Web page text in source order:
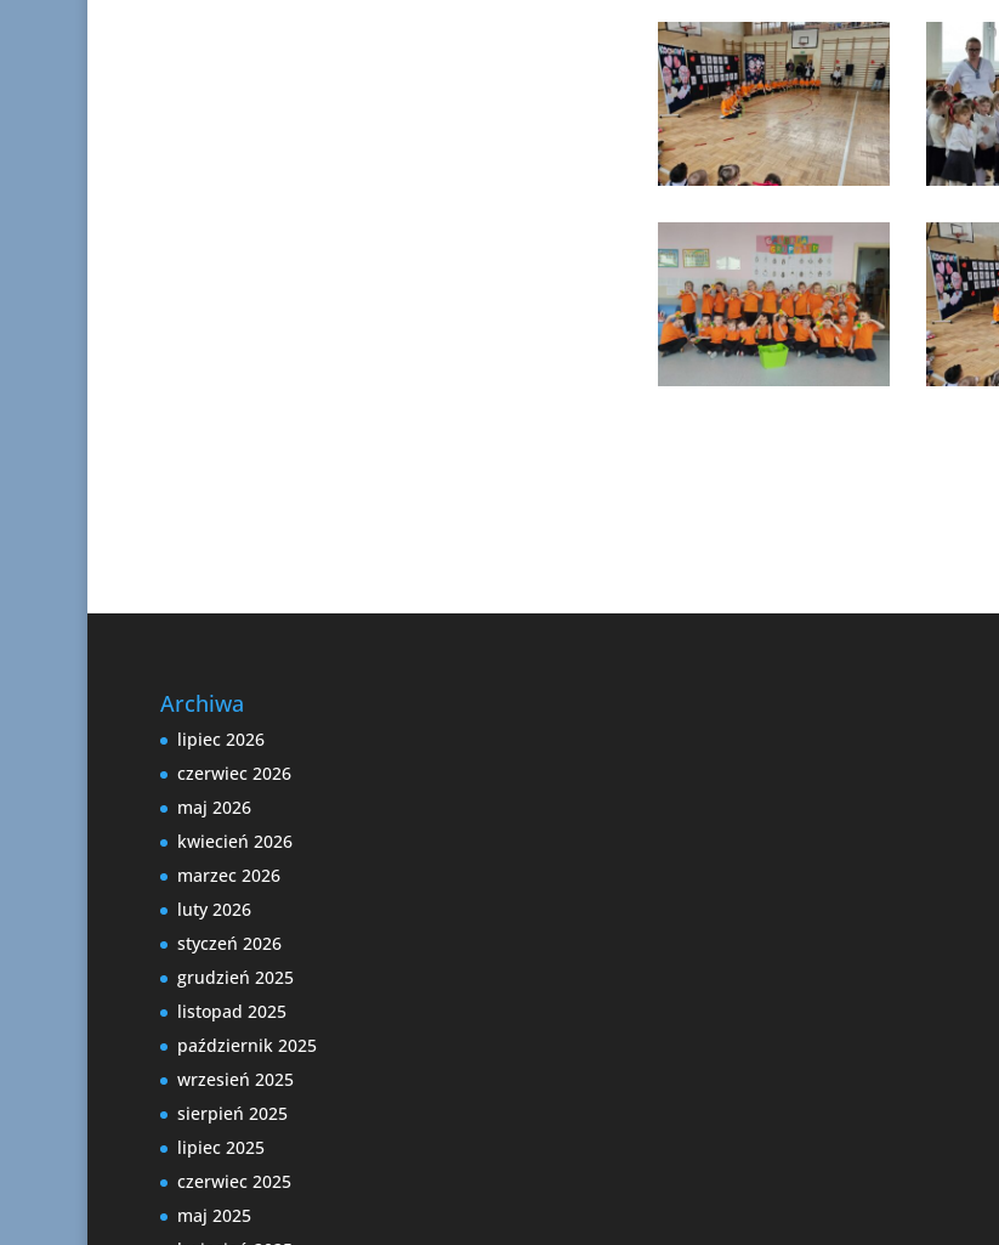
Archiwa
lipiec 2026
czerwiec 2026
maj 2026
kwiecień 2026
marzec 2026
luty 2026
styczeń 2026
grudzień 2025
listopad 2025
październik 2025
wrzesień 2025
sierpień 2025
lipiec 2025
czerwiec 2025
maj 2025